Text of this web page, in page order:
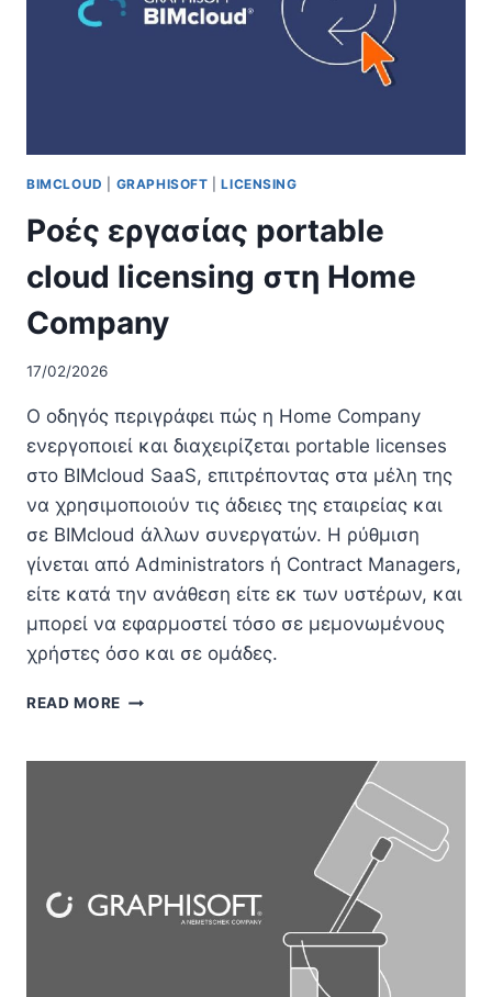
BIMCLOUD GRAPHISOFT |LICENSING
Ροές εργασίας portable
cloud licensing στη Home
Company
17/02/2026
Ο οδηγός περιγράφει πώς η Home Company
ενεργοποιεί και διαχειρίζεται portable licenses
στο BIMcloud SaaS, επιτρέποντας στα μέλη της
να χρησιμοποιούν τις άδειες της εταιρείας και
σε BIMcloud άλλων συνεργατών. Η ρύθμιση
γίνεται από Administrators ή Contract Managers,
είτε κατά την ανάθεση είτε εκ των υστέρων, και
μπορεί να εφαρμοστεί τόσο σε μεμονωμένους
χρήστες όσο και σε ομάδες.
READ MORE ΡΟΈΣ
CLOUD